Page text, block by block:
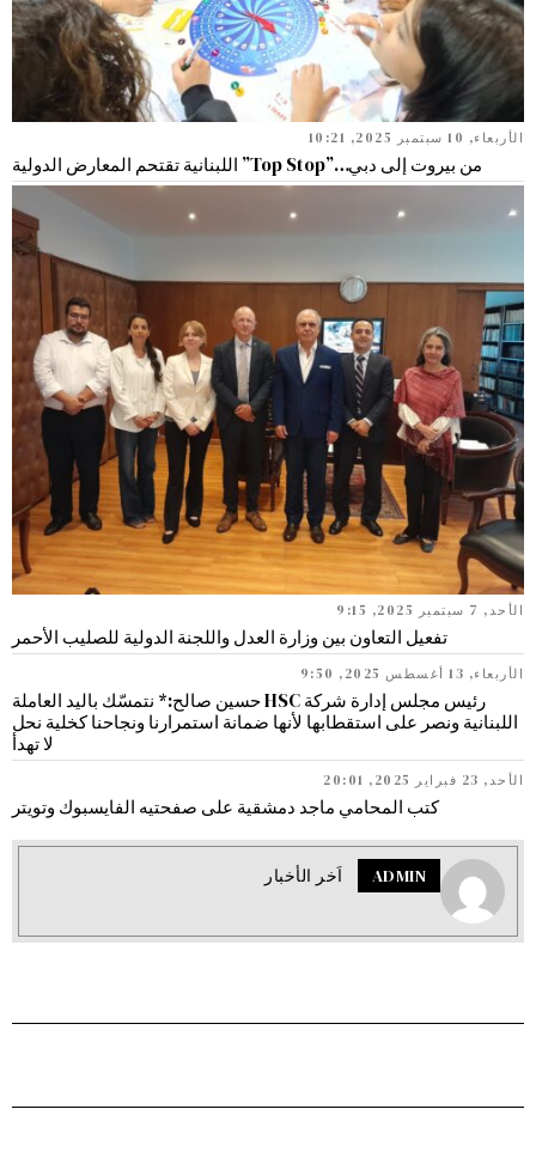
الأربعاء, 10 سبتمبر 2025, 10:21
من بيروت إلى دبي…”Top Stop” اللبنانية تقتحم المعارض الدولية
الأحد, 7 سبتمبر 2025, 9:15
تفعيل التعاون بين وزارة العدل واللجنة الدولية للصليب الأحمر
الأربعاء, 13 أغسطس 2025, 9:50
رئيس مجلس إدارة شركة HSC حسين صالح:* نتمسّك باليد العاملة
اللبنانية ونصر على استقطابها لأنها ضمانة استمرارنا ونجاحنا كخلية نحل
لا تهدأ
الأحد, 23 فبراير 2025, 20:01
كتب المحامي ماجد دمشقية على صفحتيه الفايسبوك وتويتر
ADMIN اَخر الأخبار